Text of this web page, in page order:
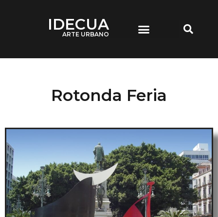
IDECUA
ARTE URBANO
Rotonda Feria